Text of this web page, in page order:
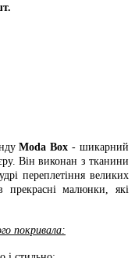
Moda Box- шикарний
Він виконан з тканини
переплетіння великих
прекрасні малюнки, які
покривала: